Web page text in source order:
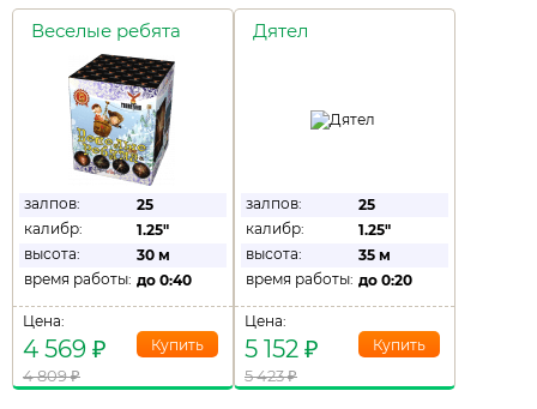
Веселые ребята
залпов:
25
калибр:
1.25"
высота:
30 м
время работы: до 0:40
Цена:
4 569 ₽
4 809₽
Дятел
залпов:
25
калибр:
1.25"
высота:
35 м
время работы: до 0:20
Цена:
5 152 ₽
5 423₽